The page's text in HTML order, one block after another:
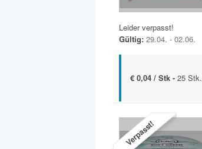
Leider verpasst!
Gültig: 29.04. - 02.06.
€ 0,04 / Stk - 25 Stk.
Verpasst!